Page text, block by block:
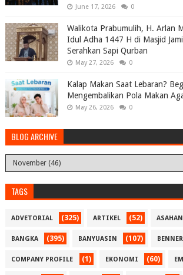
June 17, 2026 0
Walikota Prabumulih, H. Arlan
Idul Adha 1447 H di Masjid
Serahkan Sapi Qurban
May 27, 2026 0
Kalap Makan Saat Lebaran?
Mengembalikan Pola Makan
May 26, 2026 0
BLOG ARCHIVE
TAGS
ADVETORIAL (325) ARTIKEL (52) ASAHAN
BANGKA (395) BANYUASIN (107) BENNER
COMPANY PROFILE (1) EKONOMI (60)